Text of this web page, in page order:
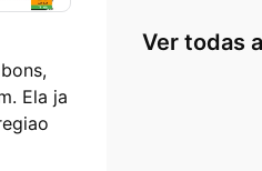
Ela ja
Ver todas